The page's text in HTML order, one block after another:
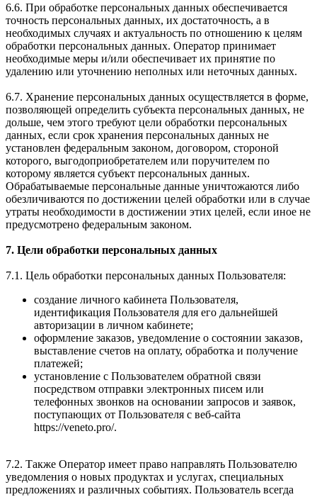
6.6. При обработке персональных данных обеспечивается
точность персональных данных, их достаточность, а в
необходимых случаях и актуальность по отношению к целям
обработки персональных данных. Оператор принимает
необходимые меры и/или обеспечивает их принятие по
удалению или уточнению неполных или неточных данных.
6.7. Хранение персональных данных осуществляется в форме,
позволяющей определить субъекта персональных данных, не
дольше, чем этого требуют цели обработки персональных
данных, если срок хранения персональных данных не
установлен федеральным законом, договором, стороной
которого, выгодоприобретателем или поручителем по
которому является субъект персональных данных.
Обрабатываемые персональные данные уничтожаются либо
обезличиваются по достижении целей обработки или в случае
утраты необходимости в достижении этих целей, если иное не
предусмотрено федеральным законом.
7. Цели обработки персональных данных
7.1. Цель обработки персональных данных Пользователя:
создание личного кабинета Пользователя,
идентификация Пользователя для его дальнейшей
авторизации в личном кабинете;
оформление заказов, уведомление о состоянии заказов,
выставление счетов на оплату, обработка и получение
платежей;
установление с Пользователем обратной связи
посредством отправки электронных писем или
телефонных звонков на основании запросов и заявок,
поступающих от Пользователя с веб-сайта
https://veneto.pro/.
7.2. Также Оператор имеет право направлять Пользователю
уведомления о новых продуктах и услугах, специальных
предложениях и различных событиях. Пользователь всегда